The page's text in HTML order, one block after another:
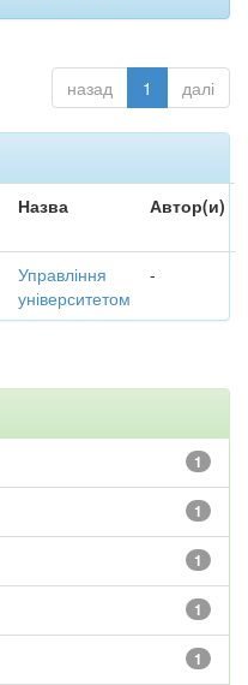
назад 1 далі
Назва Автор(и)
Управління
університетом
-
1
1
1
1
1